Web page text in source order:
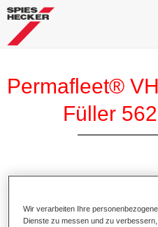
Permafleet®
Füller
Wir verarbeiten Ihre
Dienste zu messen und zu